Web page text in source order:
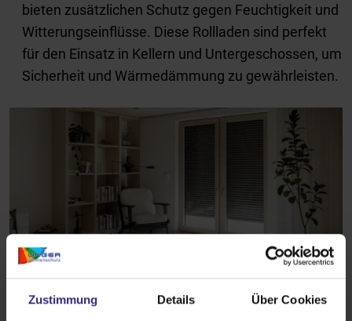
Zustimmung Details Über Cookies
bieten zusätzlichen Schutz gegen Feuchtigkeit und
Witterungseinflüsse. Diese Rollladen sind perfekt
für den Einsatz in Kellern und Untergeschossen, um
Sicherheit und Wärmedämmung zu gewährleisten.